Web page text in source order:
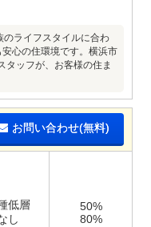
ライフスタイルに合わ
心の住環境です。横浜市
タッフが、お客様の住ま
お問い合わせ(無料)
低層
し
50%
80%